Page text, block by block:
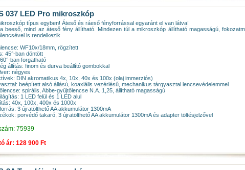
037 LED Pro mikroszkóp
típus egyben! Áteső és ráeső fényforrással egyaránt el van látva!
beeső, mind az áteső fény állítható. Mindezen túl a mikroszkóp állítható magasságú,
is rendelkezik
WF10x/18mm, rögzített
45°-ban döntött
ban forgatható
állítás: finom és durva beállító gombokkal
négyes
DIN akromatikus 4x, 10x, 40x és 100x (olaj immerziós)
beépített alsó állású, koaxiális vezérlésű, mechanikus tárgyasztal lencsevédelemmel
spirális, Abbe-gyűjtőlencse N.A. 1,25, állítható magasságú
1 LED felül és 1 LED alul
40x, 100x, 400x és 1000x
3 újratölthető AA akkumulátor 1300mA
porvédő takaró, 3 újratölthető AA akkumulátor 1300mA és adapter töltésjelzővel
75939
ár: 128 900 Ft